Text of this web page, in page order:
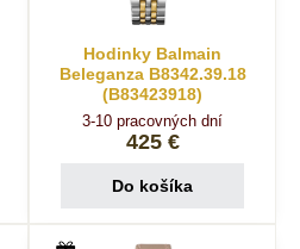
Hodinky Balmain
Beleganza B8342.39.18
(B83423918)
3-10 pracovných dní
425 €
Do košíka